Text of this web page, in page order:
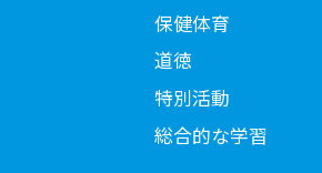
保健体育
道徳
特別活動
総合的な学習